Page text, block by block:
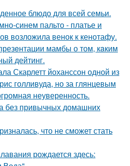
блюдо для всей семьи.
синем пальто - платье и
возложила венок к кенотафу.
мамбы о том, кaким
дейтинг.
Скарлетт йоханссон одной из
голливуда, но за глянцевым
неуверенность.
без привычных домашних
что не сможет стать
рождается здесь: